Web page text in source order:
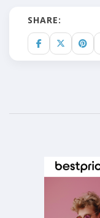
SHARE: